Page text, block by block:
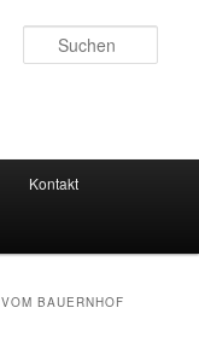
Kontakt
BAUERNHOF